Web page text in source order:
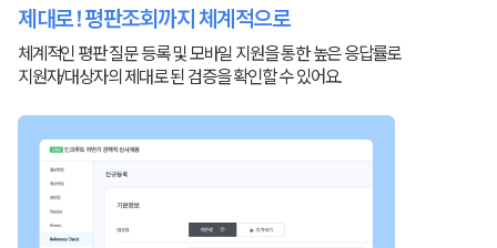
제대로 ! 평판조회까지 체계적으로
체계적인 평판 질문 등록 및 모바일 지원을 통한 높은 응답률로
지원자/대상자의 제대로 된 검증을 확인할 수 있어요.